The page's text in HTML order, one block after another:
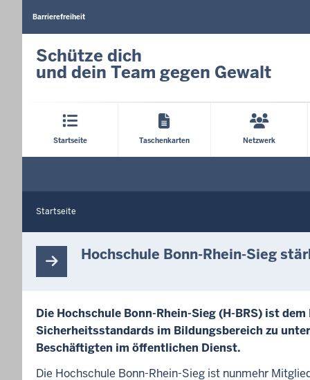
Sprachen
Barrierefreiheit
Schütze dich
und dein Team gegen Gewalt
Hauptmenü
Startseite Taschenkarten Netzwerk
Sie
befinden
sich
hier
Startseite
H
o
h
c
h
u
l
B
Hochschule Bonn-Rhein-Sieg
Die Hochschule Bonn-Rhein-Sieg (H-BRS) ist
Sicherheitsstandards im Bildungsbereich zu
Beschäftigten im öffentlichen Dienst.
Die Hochschule Bonn-Rhein-Sieg ist nunmehr